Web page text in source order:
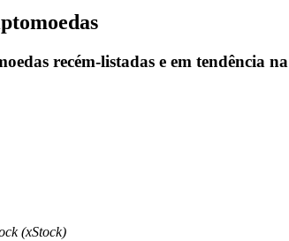
para titulares de BTR
recém-listadas e em tendência na
(xStock)